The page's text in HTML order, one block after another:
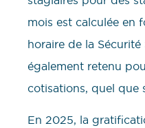
mois est calculée en
horaire de la
également retenu
cotisations, quel que
En 2025, la